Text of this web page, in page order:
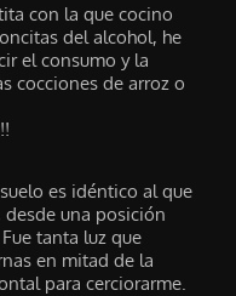
con la que cocino
del alcohol, he
el consumo y la
cocciones de arroz o
es idéntico al que
una posición
tanta luz que
en mitad de la
para cerciorarme.